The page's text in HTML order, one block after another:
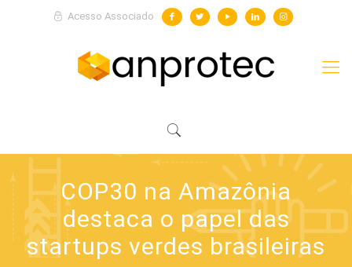
Acesso Associado
COP30 na Amazônia
destaca o papel das
startups verdes brasileiras